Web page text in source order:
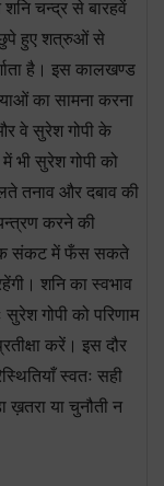
चन्द्र से बारहवें
छुपे हुए शत्रुओं से
है। इस कालखण्ड
का सामना करना
वे सुरेश गोपी के
भी सुरेश गोपी को
तनाव और दबाव की
करने की
संकट में फँस सकते
शनि का स्वभाव
गोपी को परिणाम
करें। इस दौर
स्वतः सही
ख़तरा या चुनौती न